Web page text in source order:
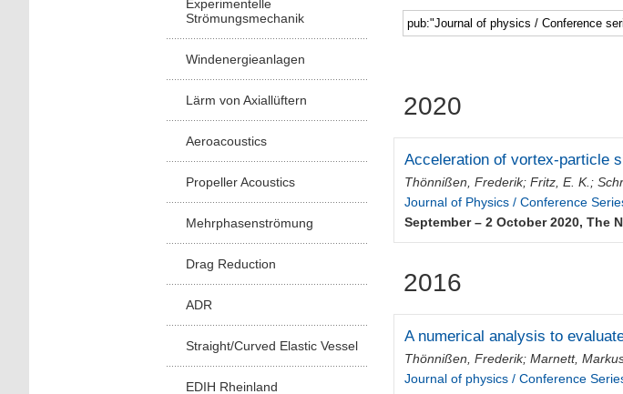
Experimentelle
Strömungsmechanik
Windenergieanlagen
Lärm von Axiallüftern
Aeroacoustics
Propeller Acoustics
Mehrphasenströmung
Drag Reduction
ADR
Straight/Curved Elastic Vessel
EDIH Rheinland
2020
Acceleration of vortex-particle
Thönnißen, Frederik;Fritz, E. K. ;
Journal of Physics / Conference
September – 2 October 2020, The
2016
A numerical analysis to
Thönnißen, Frederik;Marnett,
Journal of physics / Conference